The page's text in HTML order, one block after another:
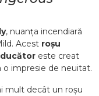
, nuanța incendiară
Acest roșu
este creat
o impresie de neuitat.
mult decât un roșu